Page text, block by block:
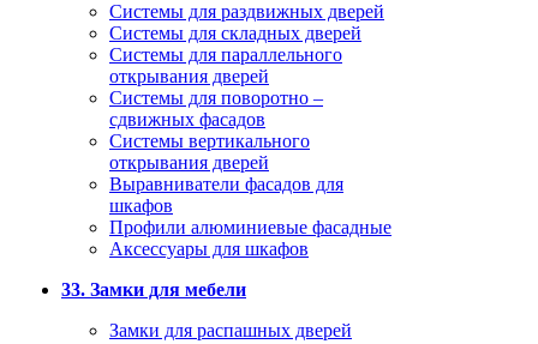
Системы для раздвижных дверей
Системы для складных дверей
Системы для параллельного
открывания дверей
Системы для поворотно –
сдвижных фасадов
Системы вертикального
открывания дверей
Выравниватели фасадов для
шкафов
Профили алюминиевые фасадные
Аксессуары для шкафов
33. Замки для мебели
Замки для распашных дверей